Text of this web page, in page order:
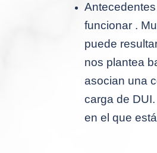
funcionar .
puede
nos plantea
asocian una
carga de DUI.
en el que